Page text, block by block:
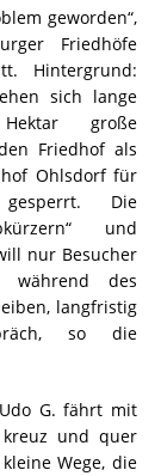
geworden“,
Friedhöfe
Hintergrund:
sich lange
große
Friedhof als
Ohlsdorf für
Die
und
nur Besucher
während des
langfristig
so die
G. fährt mit
und quer
Wege, die